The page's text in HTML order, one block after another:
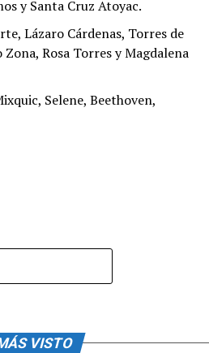
y Santa Cruz Atoyac.
Lázaro Cárdenas, Torres de
Rosa Torres y Magdalena
Selene, Beethoven,
VISTO